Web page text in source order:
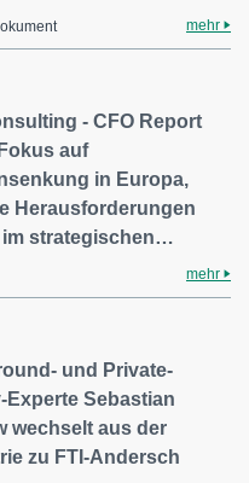
mehr
- CFO Report
auf
in Europa,
Herausforderungen
im strategischen…
mehr
und Private-
Experte Sebastian
wechselt aus der
zu FTI-Andersch